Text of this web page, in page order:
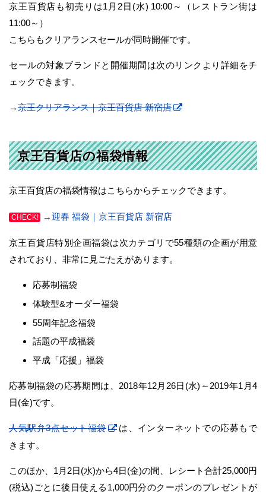
京王百貨店も初売りは1月2日(水) 10:00～（レストラン街は
11:00～）
こちらもクリアランスセールが同時開催です。
セールの対象ブランドと開催期間は次のリンクより詳細をチ
ェックできます。
→京王クリアランス｜京王百貨店 新宿店
京王百貨店の福袋情報
京王百貨店の福袋情報はこちらからチェックできます。
CHECK! →迎春 福袋｜京王百貨店 新宿店
京王百貨店特別企画福袋は次カテゴリで55種類の企画が用意
されており、非常に見ごたえがあります。
応募制福袋
体験型&オーダー福袋
55周年記念福袋
話題の平成福袋
平成「応援」福袋
応募制福袋の応募期間は、2018年12月26日(水)～2019年1月4
日(金)です。
人気駅弁3点セット福袋
は、インターネットでの応募もで
きます。
このほか、1月2日(水)から4日(金)の間、レシート合計25,000円
(税込)ごとに後日使える1,000円分のクーポンのプレゼントが